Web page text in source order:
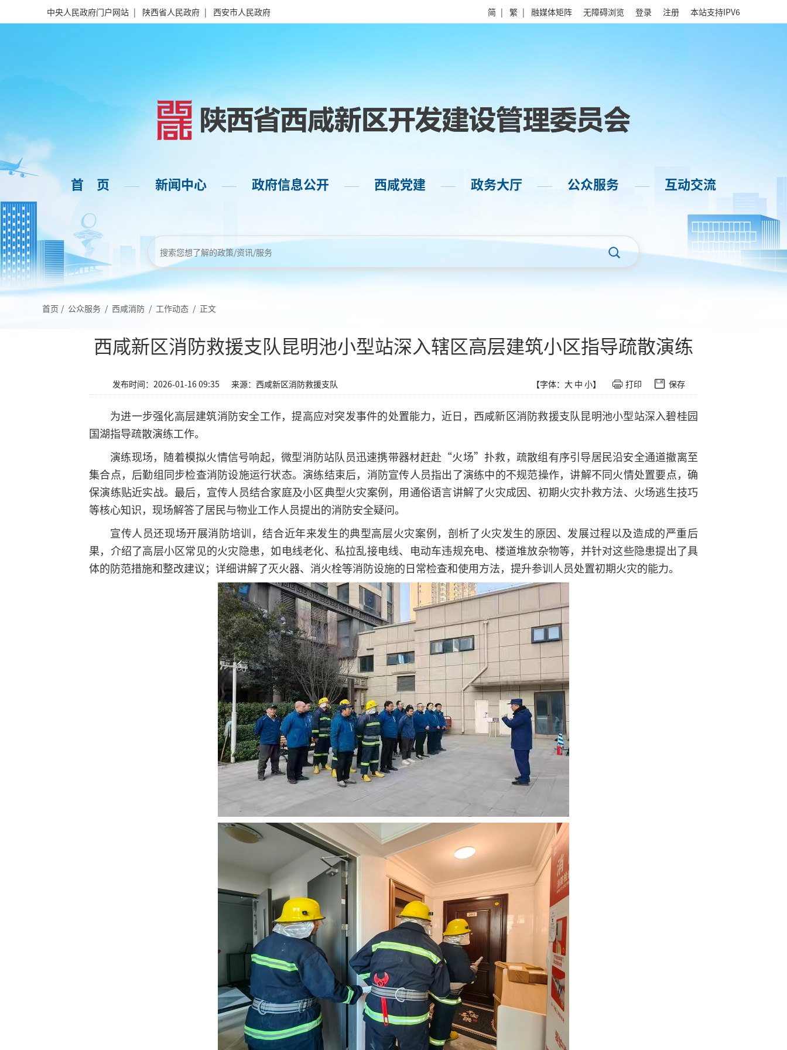
中央人民政府门户网站 | 陕西省人民政府 | 西安市人民政府 简 | 繁 | 融媒体矩阵 无障碍浏览 登录 注册 本站支持IPV6
首 页 —— 新闻中心 —— 政府信息公开 —— 西咸党建 —— 政务大厅 —— 公众服务 —— 互动交流
首页 / 公众服务 / 西咸消防 / 工作动态 / 正文
西咸新区消防救援支队昆明池小型站深入辖区高层建筑小区指导疏散演练
发布时间：2026-01-16 09:35 来源：西咸新区消防救援支队 【字体： 大 中 小】 打印 保存
为进一步强化高层建筑消防安全工作，提高应对突发事件的处置能力，近日，西咸新区消防救援支队昆明池小型站深入碧桂园
国湖指导疏散演练工作。
演练现场，随着模拟火情信号响起，微型消防站队员迅速携带器材赶赴“火场”扑救，疏散组有序引导居民沿安全通道撤离至
集合点，后勤组同步检查消防设施运行状态。演练结束后，消防宣传人员指出了演练中的不规范操作，讲解不同火情处置要点，确
保演练贴近实战。最后，宣传人员结合家庭及小区典型火灾案例，用通俗语言讲解了火灾成因、初期火灾扑救方法、火场逃生技巧
等核心知识，现场解答了居民与物业工作人员提出的消防安全疑问。
宣传人员还现场开展消防培训，结合近年来发生的典型高层火灾案例，剖析了火灾发生的原因、发展过程以及造成的严重后
果，介绍了高层小区常见的火灾隐患，如电线老化、私拉乱接电线、电动车违规充电、楼道堆放杂物等，并针对这些隐患提出了具
体的防范措施和整改建议；详细讲解了灭火器、消火栓等消防设施的日常检查和使用方法，提升参训人员处置初期火灾的能力。